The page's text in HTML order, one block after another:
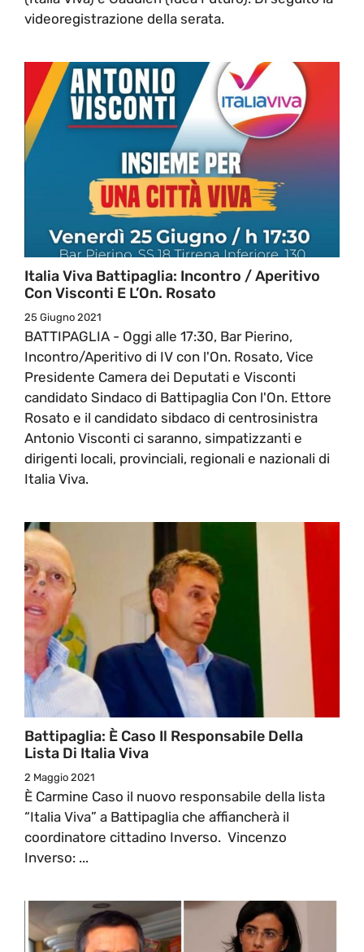
videoregistrazione della serata.
Italia Viva Battipaglia: Incontro / Aperitivo
Con Visconti E L’On. Rosato
25 Giugno 2021
BATTIPAGLIA - Oggi alle 17:30, Bar Pierino,
Incontro/Aperitivo di IV con l'On. Rosato, Vice
Presidente Camera dei Deputati e Visconti
candidato Sindaco di Battipaglia Con l'On. Ettore
Rosato e il candidato sibdaco di centrosinistra
Antonio Visconti ci saranno, simpatizzanti e
dirigenti locali, provinciali, regionali e nazionali di
Italia Viva.
Battipaglia: È Caso Il Responsabile Della
Lista Di Italia Viva
2 Maggio 2021
È Carmine Caso il nuovo responsabile della lista
“Italia Viva” a Battipaglia che affiancherà il
coordinatore cittadino Inverso. Vincenzo
Inverso: ...